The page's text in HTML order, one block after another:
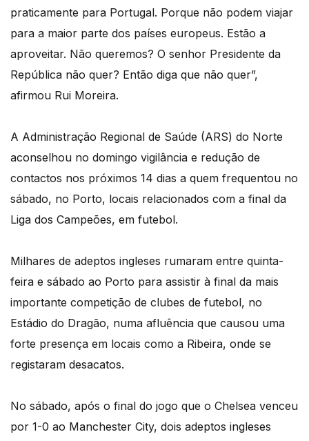
praticamente para Portugal. Porque não podem viajar
para a maior parte dos países europeus. Estão a
aproveitar. Não queremos? O senhor Presidente da
República não quer? Então diga que não quer”,
afirmou Rui Moreira.
A Administração Regional de Saúde (ARS) do Norte
aconselhou no domingo vigilância e redução de
contactos nos próximos 14 dias a quem frequentou no
sábado, no Porto, locais relacionados com a final da
Liga dos Campeões, em futebol.
Milhares de adeptos ingleses rumaram entre quinta-
feira e sábado ao Porto para assistir à final da mais
importante competição de clubes de futebol, no
Estádio do Dragão, numa afluência que causou uma
forte presença em locais como a Ribeira, onde se
registaram desacatos.
No sábado, após o final do jogo que o Chelsea venceu
por 1-0 ao Manchester City, dois adeptos ingleses